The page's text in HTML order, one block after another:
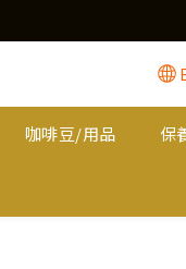
咖啡豆/用品 保